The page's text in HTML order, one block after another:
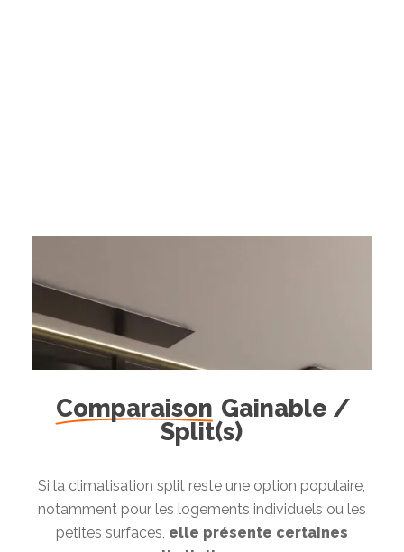
Comparaison Gainable /
Split(s)
Si la climatisation split reste une option populaire,
notamment pour les logements individuels ou les
petites surfaces, elle présente certaines